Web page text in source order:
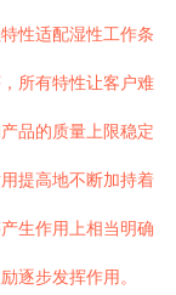
性适配湿性工作条
所有特性让客户难
品的质量上限稳定
提高地不断加持着
生作用上相当明确
逐步发挥作用。